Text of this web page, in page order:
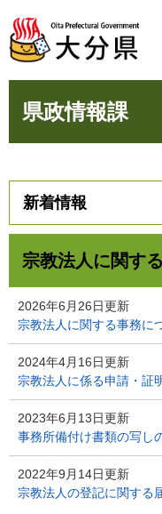
ジ
先
ュ
を
県政情報課
新着情報
宗教法人に関す
2026年6月26日更新
宗教法人に関する事務に
2024年4月16日更新
宗教法人に係る申請・証
2023年6月13日更新
事務所備付け書類の写し
2022年9月14日更新
宗教法人の登記に関する